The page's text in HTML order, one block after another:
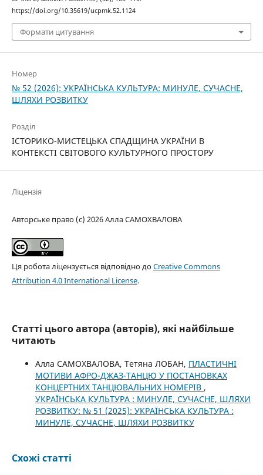
https://doi.org/10.35619/ucpmk.52.1124
Формати цитування
Номер
№ 52 (2026): УКРАЇНСЬКА КУЛЬТУРА: МИНУЛЕ, СУЧАСНЕ,
ШЛЯХИ РОЗВИТКУ
Розділ
ІСТОРИКО-МИСТЕЦЬКА СПАДЩИНА УКРАЇНИ В
КОНТЕКСТІ СВІТОВОГО КУЛЬТУРНОГО ПРОСТОРУ
Ліцензія
Авторське право (c) 2026 Алла САМОХВАЛОВА
Ця робота ліцензується відповідно доCreative Commons
Attribution 4.0 International License.
Статті цього автора (авторів), які найбільше
читають
Алла САМОХВАЛОВА, Тетяна ЛОБАН, ПЛАСТИЧНІ
МОТИВИ АФРО-ДЖАЗ-ТАНЦЮ У ПОСТАНОВКАХ
КОНЦЕРТНИХ ТАНЦЮВАЛЬНИХ НОМЕРІВ ,
УКРАЇНСЬКА КУЛЬТУРА : МИНУЛЕ, СУЧАСНЕ, ШЛЯХИ
РОЗВИТКУ: № 51 (2025): УКРАЇНСЬКА КУЛЬТУРА :
МИНУЛЕ, СУЧАСНЕ, ШЛЯХИ РОЗВИТКУ
Схожі статті